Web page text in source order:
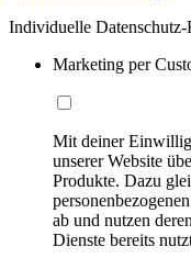
Individuelle Datenschutz-
Marketing per
Mit deiner
unserer Website
Produkte. Dazu
ab und nutzen
Dienste bereits